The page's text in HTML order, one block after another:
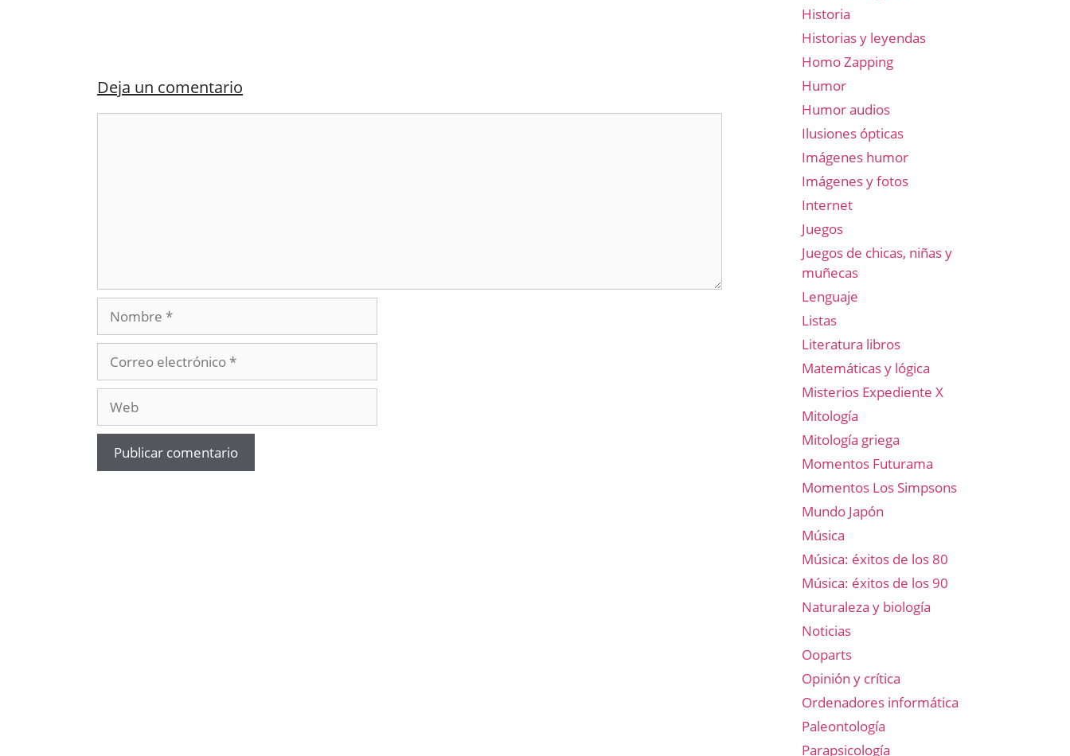
Deja un comentario
Nombre
electrónico
Historia
Historias y leyendas
Homo Zapping
Humor
Humor audios
Ilusiones ópticas
Imágenes humor
Imágenes y fotos
Internet
Juegos
Juegos de chicas, niñas y
muñecas
Lenguaje
Listas
Literatura libros
Matemáticas y lógica
Misterios Expediente X
Mitología
Mitología griega
Momentos Futurama
Momentos Los Simpsons
Mundo Japón
Música
Música: éxitos de los 80
Música: éxitos de los 90
Naturaleza y biología
Noticias
Ooparts
Opinión y crítica
Ordenadores informática
Paleontología
Parapsicología